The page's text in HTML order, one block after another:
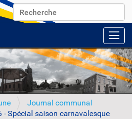
Chercher par
Recherche avancée…
Journal communal